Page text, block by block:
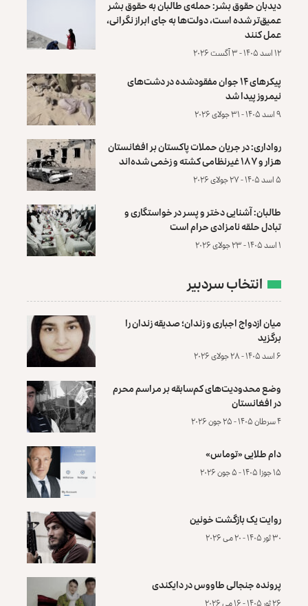
دیدبان حقوق بشر: حمله‌ی طالبان به حقوق بشر
عمیق‌تر شده است، دولت‌ها به جای ابراز نگرانی،
عمل کنند
۱۲ اسد ۱۴۰۵ - ۳ آگست ۲۰۲۶
پیکرهای ۱۴ جوان مفقودشده در دشت‌های
نیمروز پیدا شد
۹ اسد ۱۴۰۵ - ۳۱ جولای ۲۰۲۶
رواداری: در جریان حملات پاکستان بر افغانستان
هزار و ۱۸۷ غیرنظامی کشته و زخمی شده‌اند
۵ اسد ۱۴۰۵ - ۲۷ جولای ۲۰۲۶
طالبان: آشنایی دختر و پسر در خواستگاری و
تبادل حلقه نامزادی حرام است
۱ اسد ۱۴۰۵ - ۲۳ جولای ۲۰۲۶
انتخاب سردبیر
میان ازدواج اجباری و زندان؛ صدیقه زندان را
برگزید
۶ اسد ۱۴۰۵ - ۲۸ جولای ۲۰۲۶
وضع محدودیت‌های کم‌سابقه بر مراسم محرم
در افغانستان
۴ سرطان ۱۴۰۵ - ۲۵ جون ۲۰۲۶
دام طلایی «توماس»
۱۵ جوزا ۱۴۰۵ - ۵ جون ۲۰۲۶
روایت یک بازگشت خونین
۳۰ ثور ۱۴۰۵ - ۲۰ می ۲۰۲۶
پرونده‌ جنجالی طاووس در دایکندی